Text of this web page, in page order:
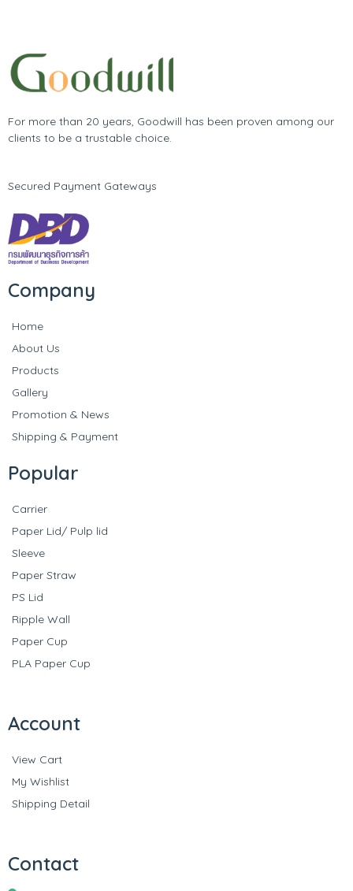
For more than 20 years, Goodwill has been proven among our
clients to be a trustable choice.
Secured Payment Gateways
Company
Home
About Us
Products
Gallery
Promotion & News
Shipping & Payment
Popular
Carrier
Paper Lid/ Pulp lid
Sleeve
Paper Straw
PS Lid
Ripple Wall
Paper Cup
PLA Paper Cup
Account
View Cart
My Wishlist
Shipping Detail
Contact